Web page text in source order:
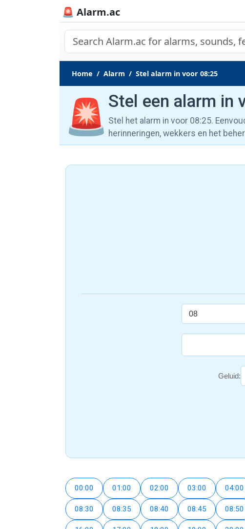
🚨 Alarm.ac
Home Alarm Stel alarm in voor 08:25
🚨 Stel een alarm in
Stel het alarm in voor 08:25.
herinneringen, wekkers en het
Geluid:
00:00 01:00 02:00 03:00 04:00
08:30 08:35 08:40 08:45 08:50